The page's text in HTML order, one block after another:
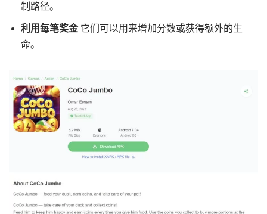
制路径。
利用每笔奖金 它们可以用来增加分数或获得额外的生
命。